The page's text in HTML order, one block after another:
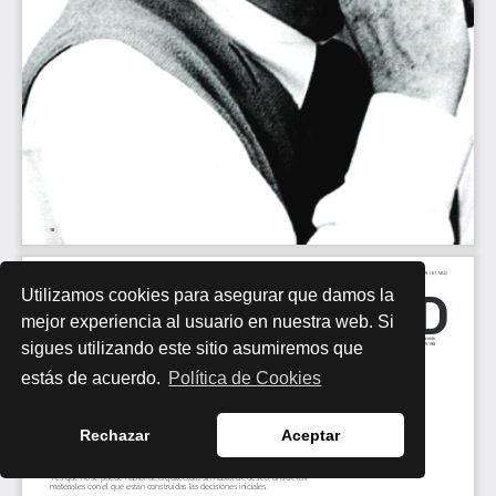
Utilizamos cookies para asegurar que damos la
mejor experiencia al usuario en nuestra web. Si
sigues utilizando este sitio asumiremos que
estás de acuerdo. Política de Cookies
Rechazar Aceptar